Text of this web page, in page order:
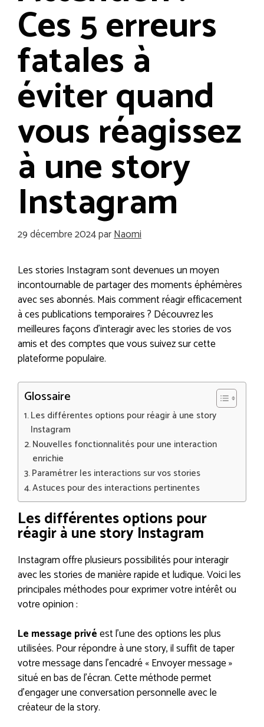
Ces 5 erreurs
fatales à
éviter quand
vous réagissez
à une story
Instagram
29 décembre 2024parNaomi
Les stories Instagram sont devenues un moyen
incontournable de partager des moments éphémères
avec ses abonnés. Mais comment réagir efficacement
à ces publications temporaires ? Découvrez les
meilleures façons d’interagir avec les stories de vos
amis et des comptes que vous suivez sur cette
plateforme populaire.
Glossaire
Les différentes options pour réagir à une story
Instagram
Nouvelles fonctionnalités pour une interaction
enrichie
Paramétrer les interactions sur vos stories
Astuces pour des interactions pertinentes
Les différentes options pour
réagir à une story Instagram
Instagram offre plusieurs possibilités pour interagir
avec les stories de manière rapide et ludique. Voici les
principales méthodes pour exprimer votre intérêt ou
votre opinion :
Le message privéest l’une des options les plus
utilisées. Pour répondre à une story, il suffit de taper
votre message dans l’encadré « Envoyer message »
situé en bas de l’écran. Cette méthode permet
d’engager une conversation personnelle avec le
créateur de la story.